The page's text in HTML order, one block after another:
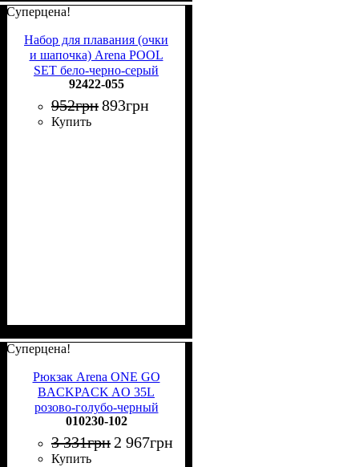
Суперцена!
Набор для плавания (очки
и шапочка) Arena POOL
SET бело-черно-серый
92422-055
92422-055
952грн893грн
Купить
Суперцена!
Рюкзак Arena ONE GO
BACKPACK AO 35L
розово-голубо-черный
010230-102
010230-102
3 331грн 2 967грн
Купить